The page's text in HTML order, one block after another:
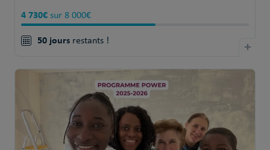
4 730€sur 8 000€
50 joursrestants ! +